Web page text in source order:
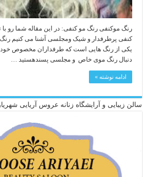
رنگ موکنفی رنگ مو کنفی: در این مقاله شما رو با
کنفی پرطرفدار و شیک ومجلسی آشنا می کنیم
یکی از رنگ هایی است که طرفداران مخصوص
دنبال رنگ موی خاص و مجلسی پسندهستید …
ادامه نوشته »
سالن زیبایی و آرایشگاه زنانه عروس آریایی شهریار